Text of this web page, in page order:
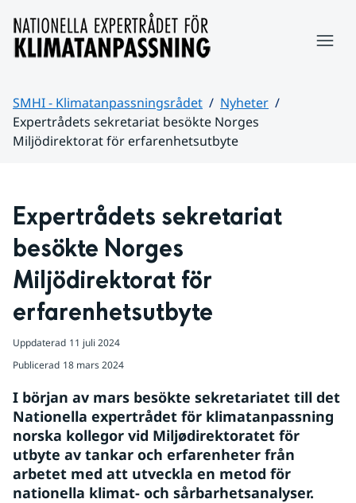
SMHI - Klimatanpassningsrådet
Nyheter
Expertrådets sekretariat besökte Norges
Miljödirektorat för erfarenhetsutbyte
Expertrådets sekretariat
besökte Norges
Miljödirektorat för
erfarenhetsutbyte
Uppdaterad 11 juli 2024
Publicerad 18 mars 2024
I början av mars besökte sekretariatet till det
Nationella expertrådet för klimatanpassning
norska kollegor vid Miljødirektoratet för
utbyte av tankar och erfarenheter från
arbetet med att utveckla en metod för
nationella klimat- och sårbarhetsanalyser.